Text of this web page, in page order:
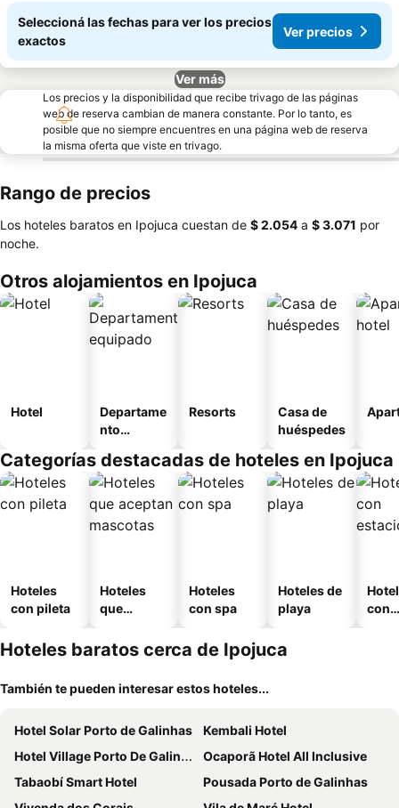
Seleccioná las fechas para ver los precios
exactos
Ver precios
Ver más
Los precios y la disponibilidad que recibe trivago de las páginas
web de reserva cambian de manera constante. Por lo tanto, es
posible que no siempre encuentres en una página web de reserva
la misma oferta que viste en trivago.
Rango de precios
Los hoteles baratos en Ipojuca cuestan de ‎$ 2.054 a ‎$ 3.071 por
noche.
Otros alojamientos en Ipojuca
Hotel
Departame
nto
Resorts
Casa de
huéspedes
Categorías destacadas de hoteles en Ipojuca
Hoteles
con pileta
Hoteles
que
mascotas
Hoteles
con spa
Hoteles de
playa
con
Hoteles baratos cerca de Ipojuca
También te pueden interesar estos hoteles...
Hotel Solar Porto de Galinhas
Kembali Hotel
Hotel Village Porto De Galinhas
Ocaporã Hotel All Inclusive
Tabaobí Smart Hotel
Pousada Porto de Galinhas